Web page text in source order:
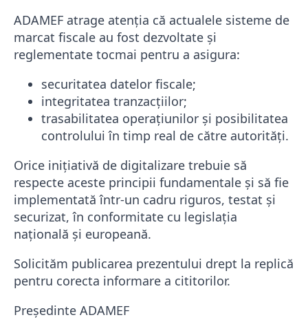
ADAMEF atrage atenția că actualele sisteme de
marcat fiscale au fost dezvoltate și
reglementate tocmai pentru a asigura:
securitatea datelor fiscale;
integritatea tranzacțiilor;
trasabilitatea operațiunilor și posibilitatea
controlului în timp real de către autorități.
Orice inițiativă de digitalizare trebuie să
respecte aceste principii fundamentale și să fie
implementată într-un cadru riguros, testat și
securizat, în conformitate cu legislația
națională și europeană.
Solicităm publicarea prezentului drept la replică
pentru corecta informare a cititorilor.
Președinte ADAMEF